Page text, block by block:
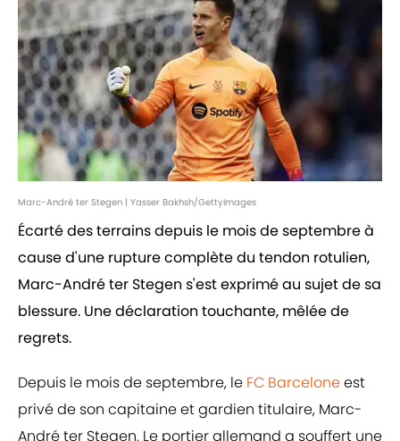
Marc-André ter Stegen | Yasser Bakhsh/GettyImages
Écarté des terrains depuis le mois de septembre à
cause d'une rupture complète du tendon rotulien,
Marc-André ter Stegen s'est exprimé au sujet de sa
blessure. Une déclaration touchante, mêlée de
regrets.
Depuis le mois de septembre, le FC Barceloneest
privé de son capitaine et gardien titulaire, Marc-
André ter Stegen. Le portier allemand a souffert une